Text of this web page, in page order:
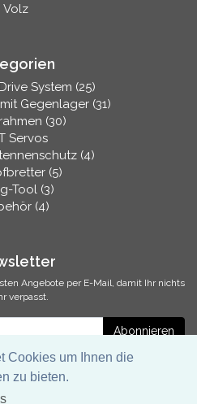
Volz
System (25)
Gegenlager (31)
(30)
Servos
(4)
(5)
Tool (3)
(4)
Angebote per E-Mail, damit Ihr nichts
verpasst.
Abonnieren
Cookies um Ihnen die
zu bieten.